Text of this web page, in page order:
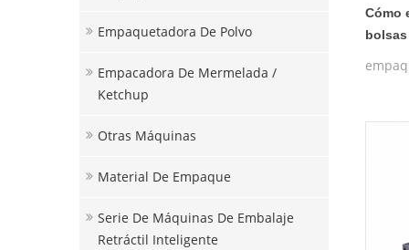
Empaquetadora De Polvo
Empacadora De Mermelada /
Ketchup
Otras Máquinas
Material De Empaque
Serie De Máquinas De Embalaje
Retráctil Inteligente
Cómo